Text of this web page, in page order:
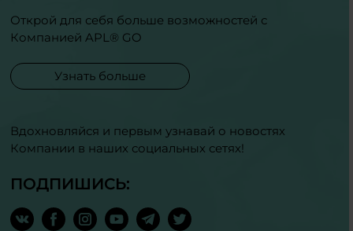
Открой для себя больше возможностей с
Компанией APL® GO
Узнать больше
Вдохновляйся и первым узнавай о новостях
Компании в наших социальных сетях!
ПОДПИШИСЬ: